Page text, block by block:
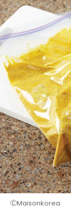
ⒸMaisonkorea